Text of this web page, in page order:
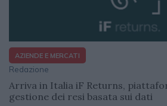
AZIENDE E MERCATI
Redazione
Arriva in Italia iF Returns,
gestione dei resi basata sui dati